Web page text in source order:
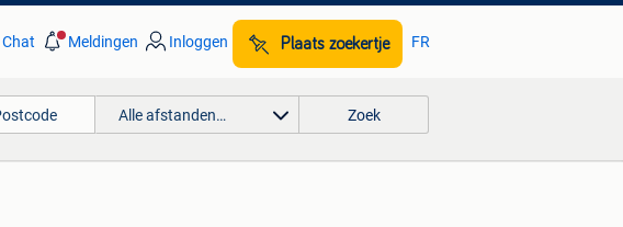
Chat Meldingen Inloggen Plaats zoekertje FR
Alle afstanden… Zoek